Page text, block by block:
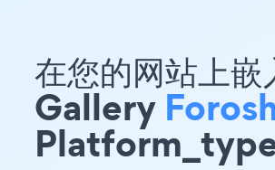
在您的网站上
Gallery
Platform_type